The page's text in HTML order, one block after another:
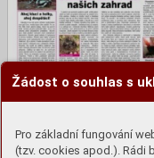
Žádost o souhlas s
Pro základní fungování
(tzv. cookies apod.). Rádi